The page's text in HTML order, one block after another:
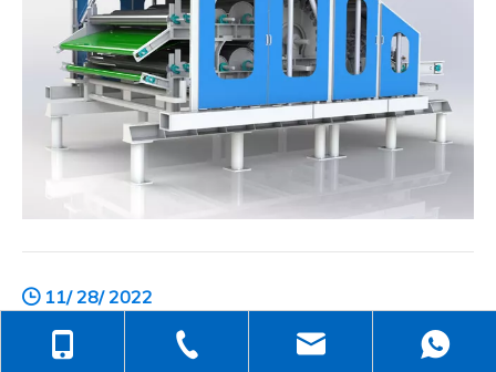
11/ 28/ 2022
¿Cuál es el encanto de los productos no tejidos?